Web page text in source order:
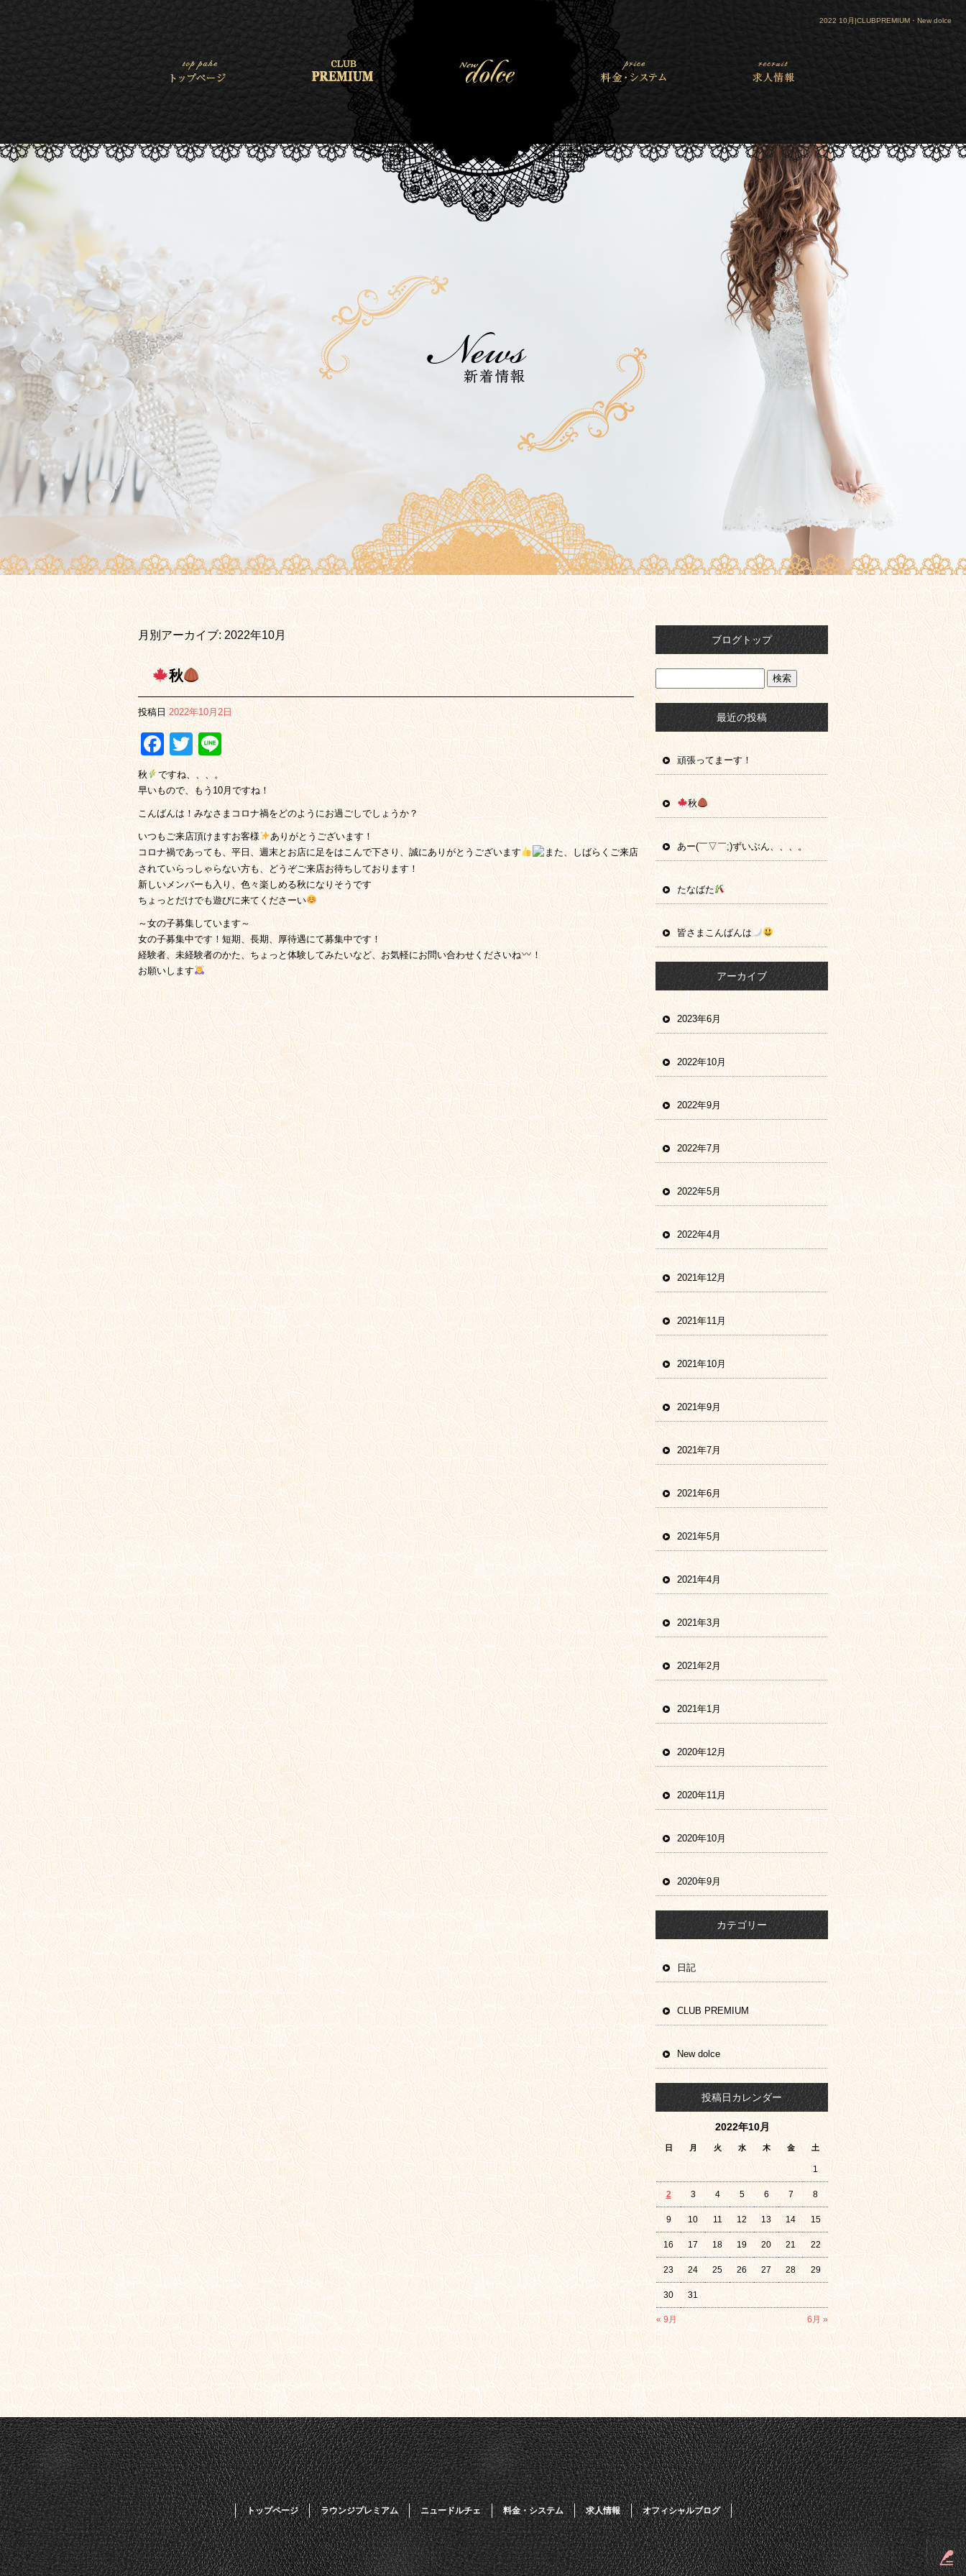
2022 10月|CLUBPREMIUM・New dolce
月別アーカイブ:2022年10月
秋
投稿日 2022年10月2日
Facebook
Twitter
Line
秋
ですね、、、。
早いもので、もう10月ですね！
こんばんは！みなさまコロナ禍をどのようにお過ごしでしょうか？
いつもご来店頂けますお客様
ありがとうございます！
コロナ禍であっても、平日、週末とお店に足をはこんで下さり、誠にありがとうございます
また、しばらくご来店
されていらっしゃらない方も、どうぞご来店お待ちしております！
新しいメンバーも入り、色々楽しめる秋になりそうです
ちょっとだけでも遊びに来てくださーい
～女の子募集しています～
女の子募集中です！短期、長期、厚待遇にて募集中です！
経験者、未経験者のかた、ちょっと体験してみたいなど、お気軽にお問い合わせくださいね
！
お願いします
ブログトップ
最近の投稿
頑張ってまーす！
秋
あー(￣▽￣;)ずいぶん、、、。
たなばた
皆さまこんばんは
アーカイブ
2023年6月
2022年10月
2022年9月
2022年7月
2022年5月
2022年4月
2021年12月
2021年11月
2021年10月
2021年9月
2021年7月
2021年6月
2021年5月
2021年4月
2021年3月
2021年2月
2021年1月
2020年12月
2020年11月
2020年10月
2020年9月
カテゴリー
日記
CLUB PREMIUM
New dolce
投稿日カレンダー
2022年10月
日 月 火 水 木 金 土
« 9月 6月 »
1
2 3 4 5 6 7 8
9 10 11 12 13 14 15
16 17 18 19 20 21 22
23 24 25 26 27 28 29
30 31
トップページ ラウンジプレミアム ニュードルチェ 料金・システム 求人情報 オフィシャルブログ